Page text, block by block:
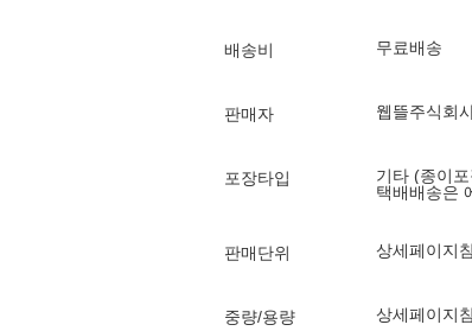
배송비 무료배송
판매자 웹뜰주식회
포장타입
기타 (종이
택배배송은
판매단위 상세페이지
중량/용량 상세페이지